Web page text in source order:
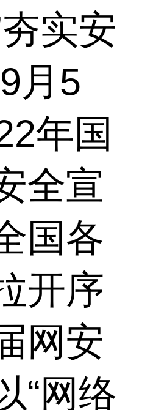
实安
月5
年国
全宣
国各
开序
网安
“网络